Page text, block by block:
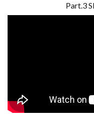
Part.3